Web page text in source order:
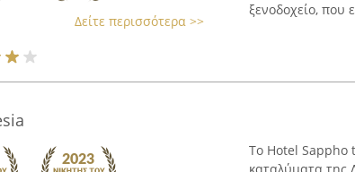
Δείτε περισσότερα >>
ξενοδοχείο, που
Το Hotel Sappho